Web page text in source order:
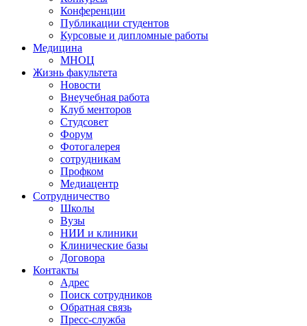
Конференции
Публикации студентов
Курсовые и дипломные работы
Медицина
МНОЦ
Жизнь факультета
Новости
Внеучебная работа
Клуб менторов
Студсовет
Форум
Фотогалерея
сотрудникам
Профком
Медиацентр
Сотрудничество
Школы
Вузы
НИИ и клиники
Клинические базы
Договора
Контакты
Адрес
Поиск сотрудников
Обратная связь
Пресс-служба